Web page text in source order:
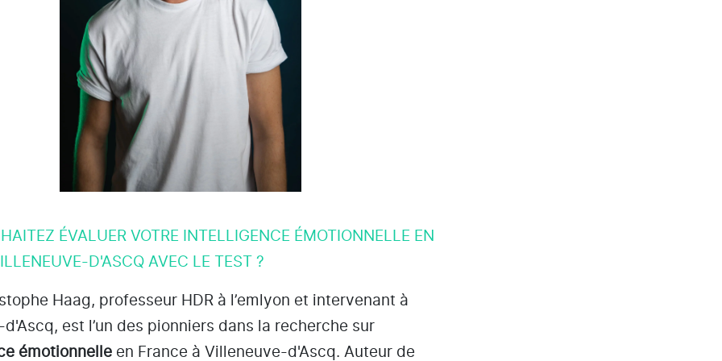
ÉVALUER VOTRE INTELLIGENCE ÉMOTIONNELLE EN
D'ASCQ AVEC LE TEST ?
Haag, professeur HDR à l’emlyon et intervenant à
d'Ascq, est l’un des pionniers dans la recherche sur
émotionnelleen France à Villeneuve-d'Ascq. Auteur de